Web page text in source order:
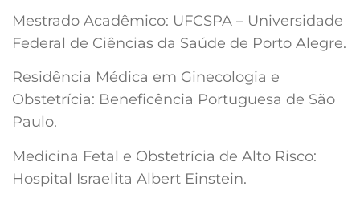
Mestrado Acadêmico: UFCSPA – Universidade
Federal de Ciências da Saúde de Porto Alegre.
Residência Médica em Ginecologia e
Obstetrícia: Beneficência Portuguesa de São
Paulo.
Medicina Fetal e Obstetrícia de Alto Risco:
Hospital Israelita Albert Einstein.